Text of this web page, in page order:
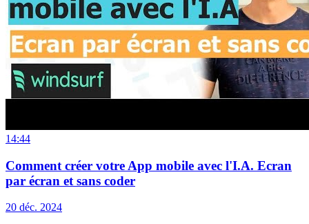
14:44
Comment créer votre App mobile avec l'I.A. Ecran
par écran et sans coder
20 déc. 2024